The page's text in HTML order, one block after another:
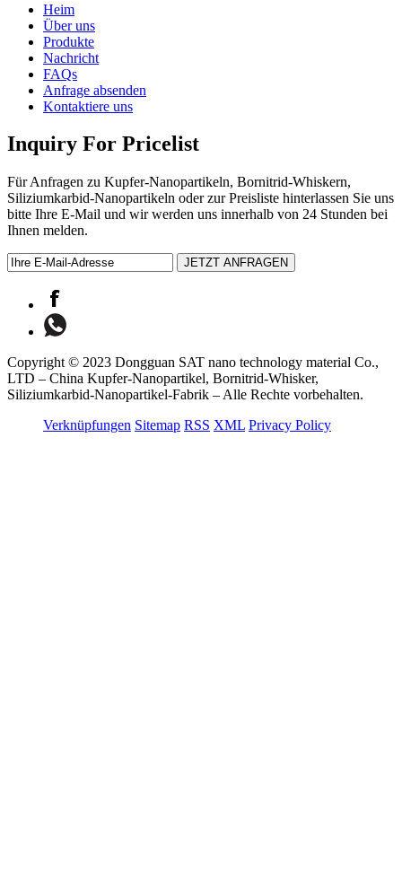
Heim
Über uns
Produkte
Nachricht
FAQs
Anfrage absenden
Kontaktiere uns
Inquiry For Pricelist
Für Anfragen zu Kupfer-Nanopartikeln, Bornitrid-Whiskern,
Siliziumkarbid-Nanopartikeln oder zur Preisliste hinterlassen Sie uns
bitte Ihre E-Mail und wir werden uns innerhalb von 24 Stunden bei
Ihnen melden.
Copyright © 2023 Dongguan SAT nano technology material Co.,
LTD – China Kupfer-Nanopartikel, Bornitrid-Whisker,
Siliziumkarbid-Nanopartikel-Fabrik – Alle Rechte vorbehalten.
Verknüpfungen Sitemap RSS XML Privacy Policy